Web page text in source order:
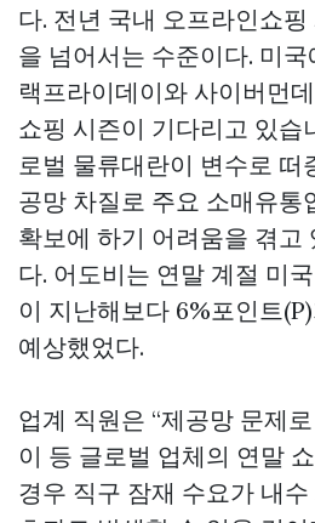
다. 전년 국내 오프라인쇼핑
을 넘어서는 수준이다. 미
랙프라이데이와 사이버먼
쇼핑 시즌이 기다리고 있습
로벌 물류대란이 변수로 떠
공망 차질로 주요 소매유통
확보에 하기 어려움을 겪고
다. 어도비는 연말 계절 미
이 지난해보다 6%포인트
예상했었다.
업계 직원은 “제공망 문제
이 등 글로벌 업체의 연말
경우 직구 잠재 수요가 내